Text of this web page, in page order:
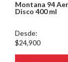
Montana 94
Disco 400 ml
Desde:
$24,900